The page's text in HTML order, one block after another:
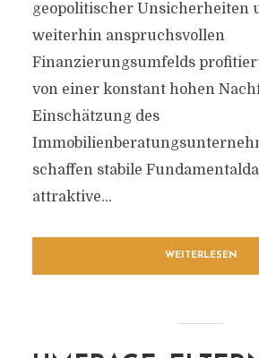
geopolitischer Unsicherheiten
weiterhin anspruchsvollen
Finanzierungsumfelds
von einer konstant hohen
Einschätzung des
schaffen stabile
attraktive...
WEITERLESEN